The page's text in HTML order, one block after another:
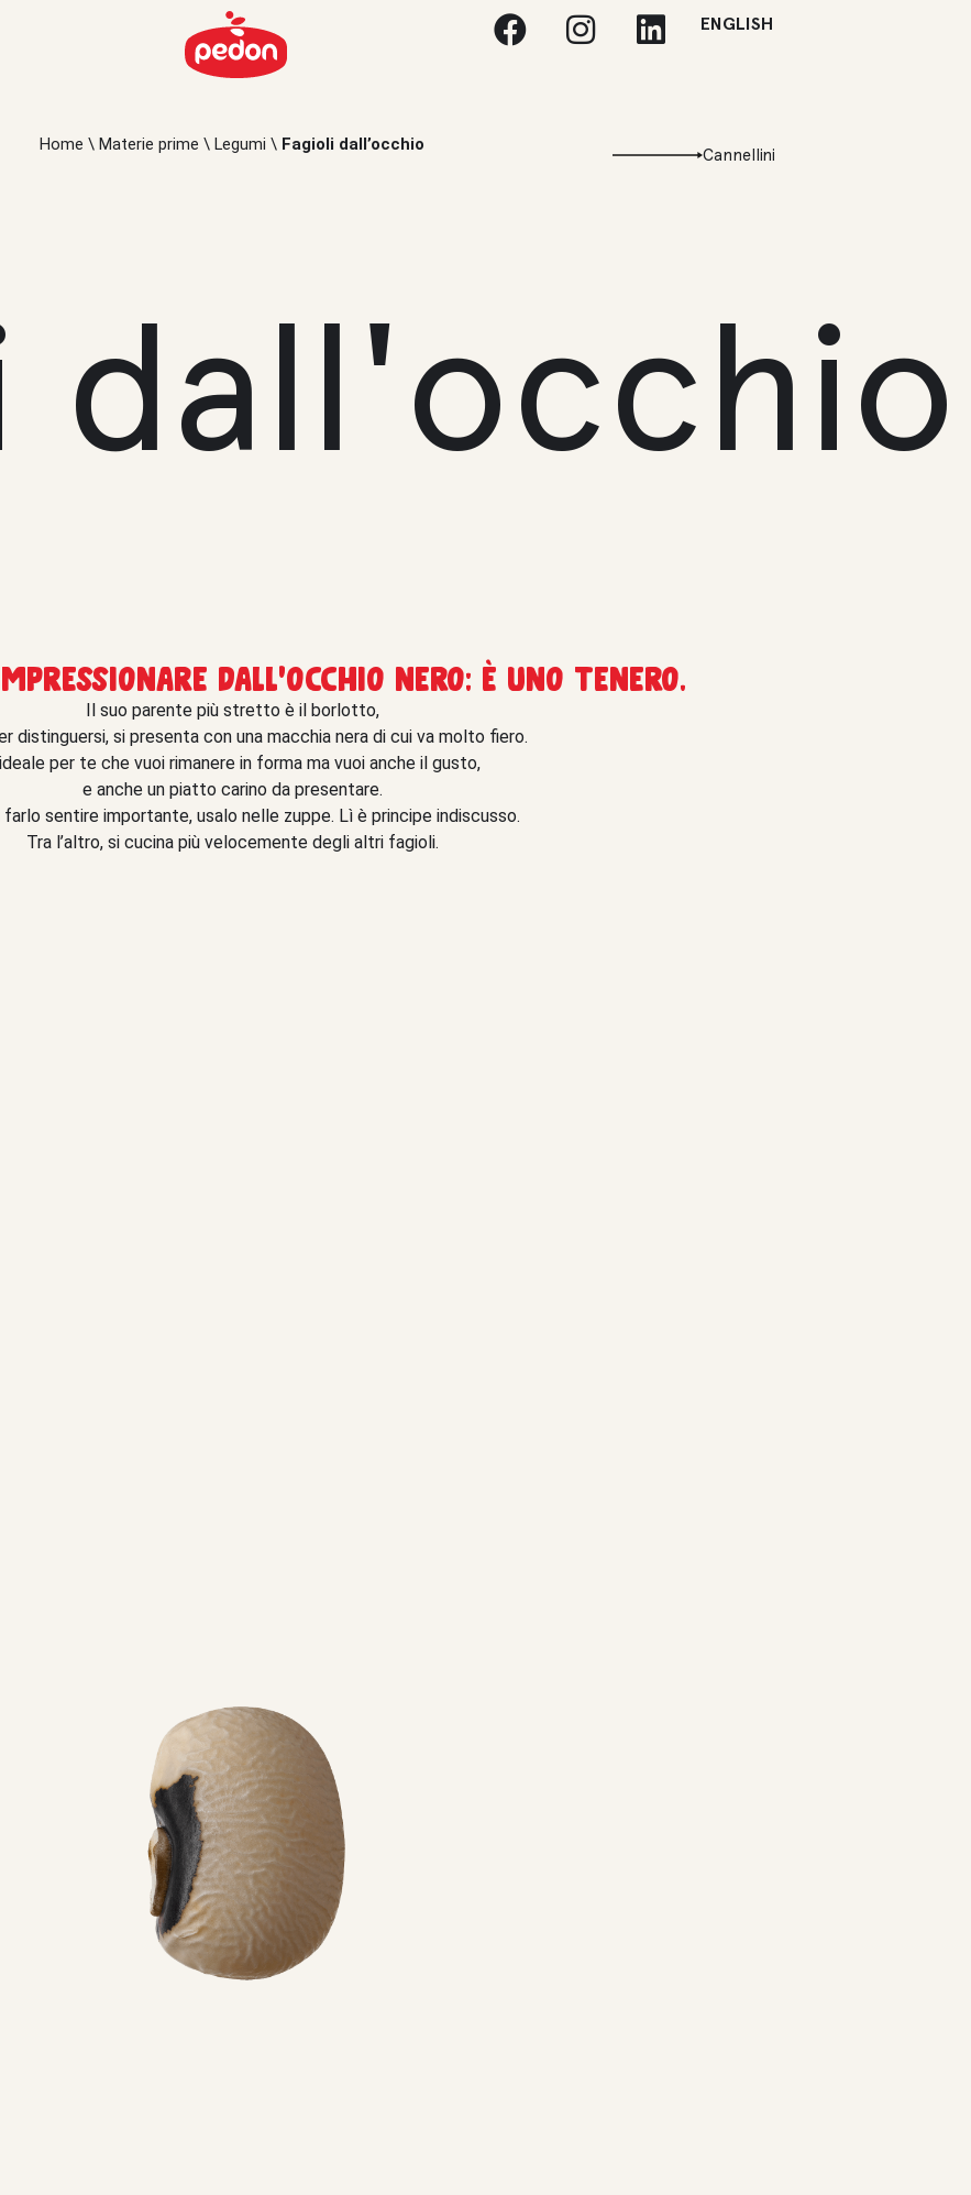
ENGLISH
Home \ Materie prime \ Legumi \ Fagioli dall’occhio
Cannellini
dall'occhio
dall’occhio nero: è uno tenero.
Il suo parente più stretto è il borlotto,
distinguersi, si presenta con una macchia nera di cui va molto fiero.
per te che vuoi rimanere in forma ma vuoi anche il gusto,
e anche un piatto carino da presentare.
farlo sentire importante, usalo nelle zuppe. Lì è principe indiscusso.
Tra l’altro, si cucina più velocemente degli altri fagioli.